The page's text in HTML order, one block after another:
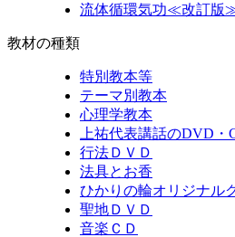
流体循環気功≪改訂版
教材の種類
特別教本等
テーマ別教本
心理学教本
上祐代表講話のDVD
行法ＤＶＤ
法具とお香
ひかりの輪オリジナル
聖地ＤＶＤ
音楽ＣＤ